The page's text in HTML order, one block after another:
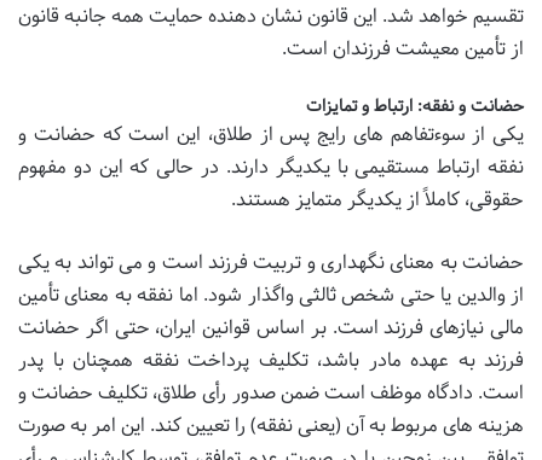
تقسیم خواهد شد. این قانون نشان دهنده حمایت همه جانبه قانون
از تأمین معیشت فرزندان است.
حضانت و نفقه: ارتباط و تمایزات
یکی از سوءتفاهم های رایج پس از طلاق، این است که حضانت و
نفقه ارتباط مستقیمی با یکدیگر دارند. در حالی که این دو مفهوم
حقوقی، کاملاً از یکدیگر متمایز هستند.
حضانت به معنای نگهداری و تربیت فرزند است و می تواند به یکی
از والدین یا حتی شخص ثالثی واگذار شود. اما نفقه به معنای تأمین
مالی نیازهای فرزند است. بر اساس قوانین ایران، حتی اگر حضانت
فرزند به عهده مادر باشد، تکلیف پرداخت نفقه همچنان با پدر
است. دادگاه موظف است ضمن صدور رأی طلاق، تکلیف حضانت و
هزینه های مربوط به آن (یعنی نفقه) را تعیین کند. این امر به صورت